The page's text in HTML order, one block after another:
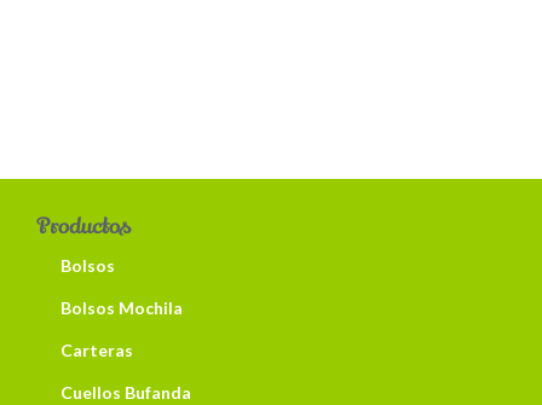
Productos
Bolsos
Bolsos Mochila
Carteras
Cuellos Bufanda